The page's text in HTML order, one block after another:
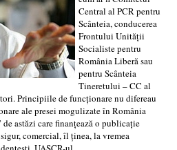
Central al PCR pentru
Scânteia, conducerea
Frontului Unităţii
Socialiste pentru
România Liberă sau
pentru Scânteia
Tineretului – CC al
Principiile de funcţionare nu difereau
ale presei mogulizate în România
astăzi care finanţează o publicaţie
comercial, îl ţinea, la vremea